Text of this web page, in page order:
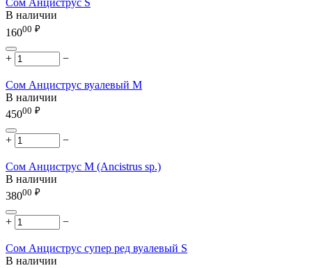
Сом Анциструс S
В наличии
16000 ₽
+ −
Сом Анциструс вуалевый M
В наличии
45000 ₽
+ −
Сом Анциструс М (Ancistrus sp.)
В наличии
38000 ₽
+ −
Сом Анциструс супер ред вуалевый S
В наличии